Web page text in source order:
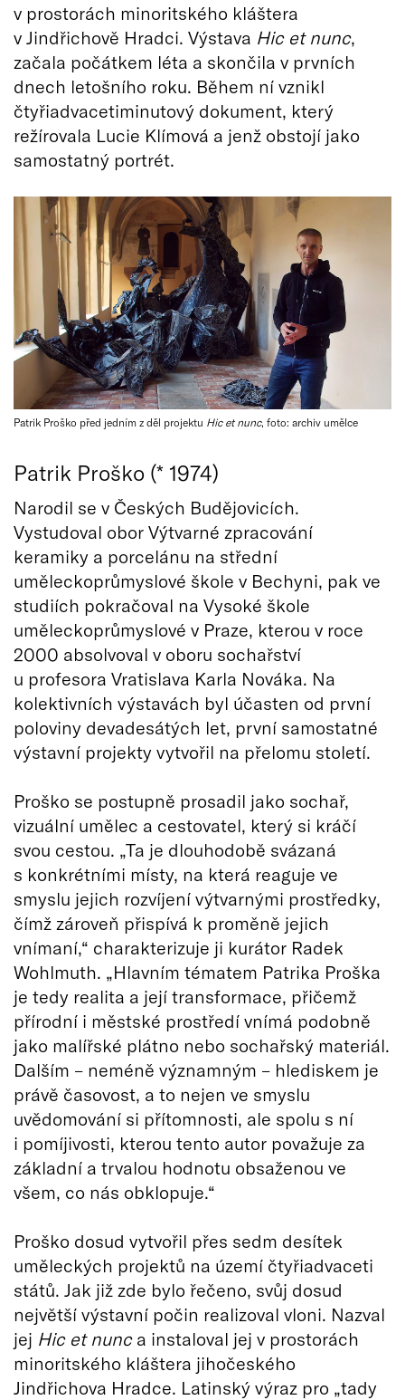
v prostorách minoritského kláštera
v Jindřichově Hradci. Výstava Hic et nunc,
začala počátkem léta a skončila v prvních
dnech letošního roku. Během ní vznikl
čtyřiadvacetiminutový dokument, který
režírovala Lucie Klímová a jenž obstojí jako
samostatný portrét.
Patrik Proško před jedním z děl projektu Hic et nunc, foto: archiv umělce
Patrik Proško (* 1974)
Narodil se v Českých Budějovicích.
Vystudoval obor Výtvarné zpracování
keramiky a porcelánu na střední
uměleckoprůmyslové škole v Bechyni, pak ve
studiích pokračoval na Vysoké škole
uměleckoprůmyslové v Praze, kterou v roce
2000 absolvoval v oboru sochařství
u profesora Vratislava Karla Nováka. Na
kolektivních výstavách byl účasten od první
poloviny devadesátých let, první samostatné
výstavní projekty vytvořil na přelomu století.
Proško se postupně prosadil jako sochař,
vizuální umělec a cestovatel, který si kráčí
svou cestou. „Ta je dlouhodobě svázaná
s konkrétními místy, na která reaguje ve
smyslu jejich rozvíjení výtvarnými prostředky,
čímž zároveň přispívá k proměně jejich
vnímaní,“ charakterizuje ji kurátor Radek
Wohlmuth. „Hlavním tématem Patrika Proška
je tedy realita a její transformace, přičemž
přírodní i městské prostředí vnímá podobně
jako malířské plátno nebo sochařský materiál.
Dalším – neméně významným – hlediskem je
právě časovost, a to nejen ve smyslu
uvědomování si přítomnosti, ale spolu s ní
i pomíjivosti, kterou tento autor považuje za
základní a trvalou hodnotu obsaženou ve
všem, co nás obklopuje.“
Proško dosud vytvořil přes sedm desítek
uměleckých projektů na území čtyřiadvaceti
států. Jak již zde bylo řečeno, svůj dosud
největší výstavní počin realizoval vloni. Nazval
jej Hic et nunc a instaloval jej v prostorách
minoritského kláštera jihočeského
Jindřichova Hradce. Latinský výraz pro „tady